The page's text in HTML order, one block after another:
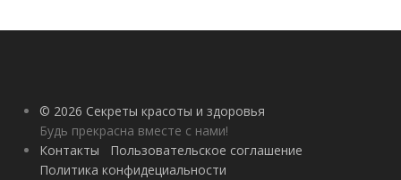
© 2026 Секреты красоты и здоровья
Будь прекрасна вместе с нами!
Контакты
Пользовательское соглашение
Политика конфидециальности